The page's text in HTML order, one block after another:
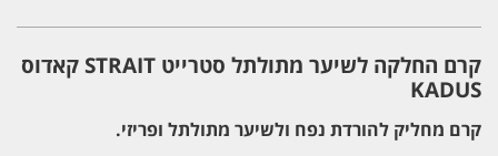
קרם החלקה לשיער מתולתל סטרייט STRAIT קאדוס
KADUS
קרם מחליק להורדת נפח ולשיער מתולתל ופריזי.